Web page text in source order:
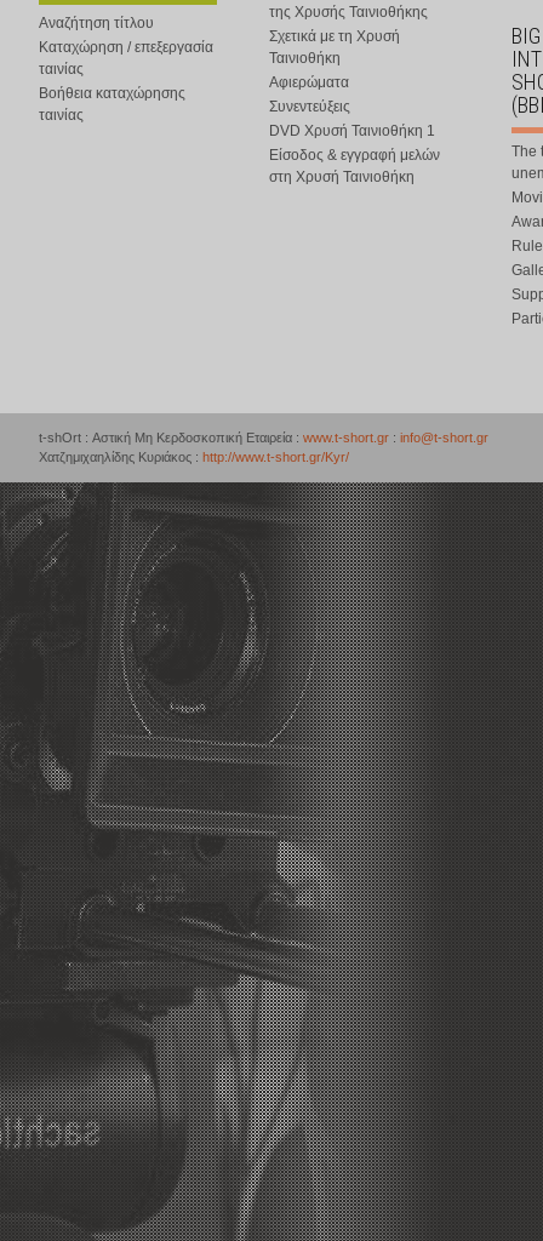
Αναζήτηση τίτλου
Καταχώρηση / επεξεργασία
ταινίας
Βοήθεια καταχώρησης
ταινίας
της Χρυσής Ταινιοθήκης
Σχετικά με τη Χρυσή
Ταινιοθήκη
Αφιερώματα
Συνεντεύξεις
DVD Χρυσή Ταινιοθήκη 1
Είσοδος & εγγραφή μελών
στη Χρυσή Ταινιοθήκη
The
t-shOrt : Αστική Μη Κερδοσκοπική Εταιρεία : www.t-short.gr : info@t-short.gr
Χατζημιχαηλίδης Κυριάκος : http://www.t-short.gr/Kyr/